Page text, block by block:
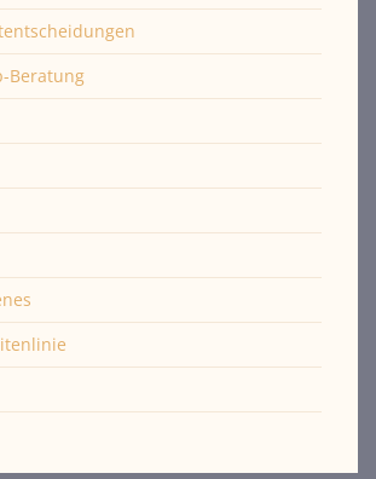
Beratung